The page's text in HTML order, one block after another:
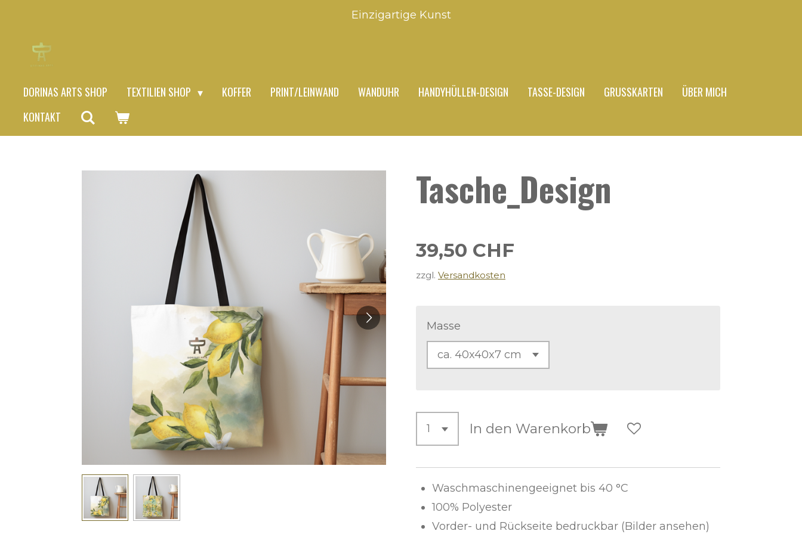
springen
Einzigartige Kunst
DORINAS ARTS SHOP TEXTILIEN SHOP KOFFER PRINT/LEINWAND WANDUHR HANDYHÜLLEN-DESIGN TASSE-DESIGN GRUSSKARTEN
ÜBER MICH
KONTAKT
Tasche_Design
39,50 CHF
zzgl. Versandkosten
Masse
In den Warenkorb
Waschmaschinengeeignet bis 40 °C
100% Polyester
Vorder- und Rückseite bedruckbar (Bilder ansehen)